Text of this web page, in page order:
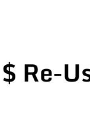
Re-